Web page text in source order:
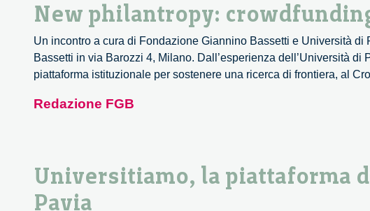
New philantropy:
Un incontro a cura di Fondazione Giannino Bassetti e Università
Bassetti in via Barozzi 4, Milano. Dall’esperienza dell’Università
piattaforma istituzionale per sostenere una ricerca di frontiera, al
Redazione FGB
Universitiamo, la piattaforma
Pavia